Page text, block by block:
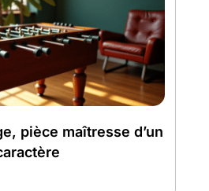
pièce maîtresse d’un